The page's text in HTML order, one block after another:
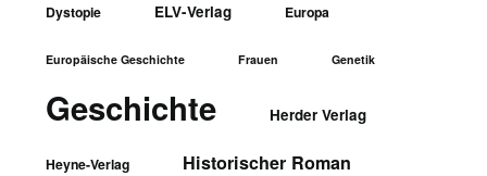
Dystopie ELV-Verlag Europa
Europäische Geschichte Frauen Genetik
Geschichte Herder Verlag
Heyne-Verlag Historischer Roman